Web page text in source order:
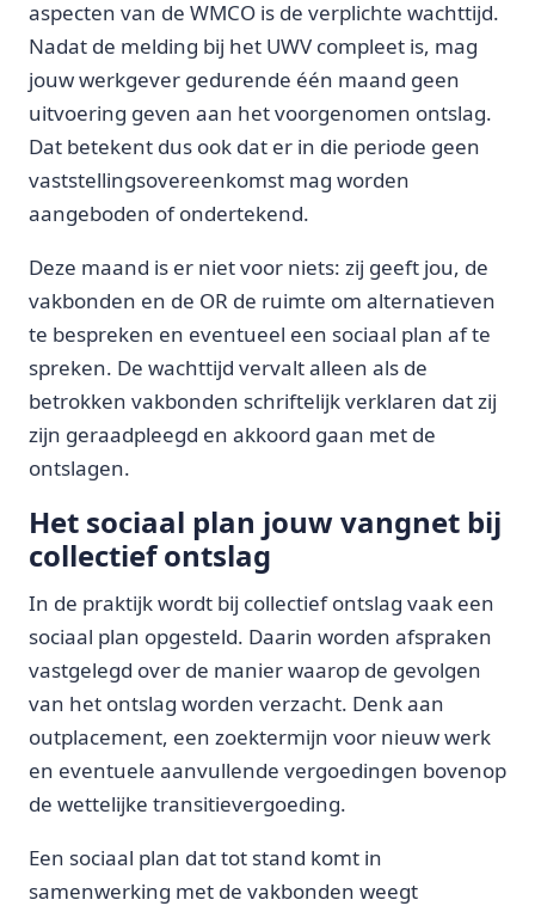
aspecten van de WMCO is de verplichte wachttijd.
Nadat de melding bij het UWV compleet is, mag
jouw werkgever gedurende één maand geen
uitvoering geven aan het voorgenomen ontslag.
Dat betekent dus ook dat er in die periode geen
vaststellingsovereenkomst mag worden
aangeboden of ondertekend.
Deze maand is er niet voor niets: zij geeft jou, de
vakbonden en de OR de ruimte om alternatieven
te bespreken en eventueel een sociaal plan af te
spreken. De wachttijd vervalt alleen als de
betrokken vakbonden schriftelijk verklaren dat zij
zijn geraadpleegd en akkoord gaan met de
ontslagen.
Het sociaal plan jouw vangnet bij
collectief ontslag
In de praktijk wordt bij collectief ontslag vaak een
sociaal plan opgesteld. Daarin worden afspraken
vastgelegd over de manier waarop de gevolgen
van het ontslag worden verzacht. Denk aan
outplacement, een zoektermijn voor nieuw werk
en eventuele aanvullende vergoedingen bovenop
de wettelijke transitievergoeding.
Een sociaal plan dat tot stand komt in
samenwerking met de vakbonden weegt